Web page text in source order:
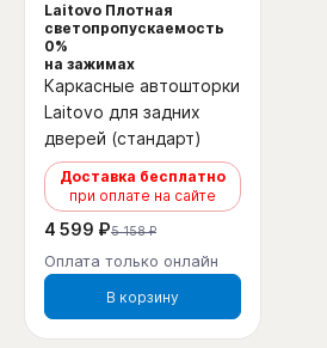
Laitovo Плотная
светопропускаемость
0%
на зажимах
Каркасные автошторки
Laitovo для задних
дверей (стандарт)
Доставка бесплатно
при оплате на сайте
4 599 ₽5 158 ₽
Оплата только онлайн
В корзину